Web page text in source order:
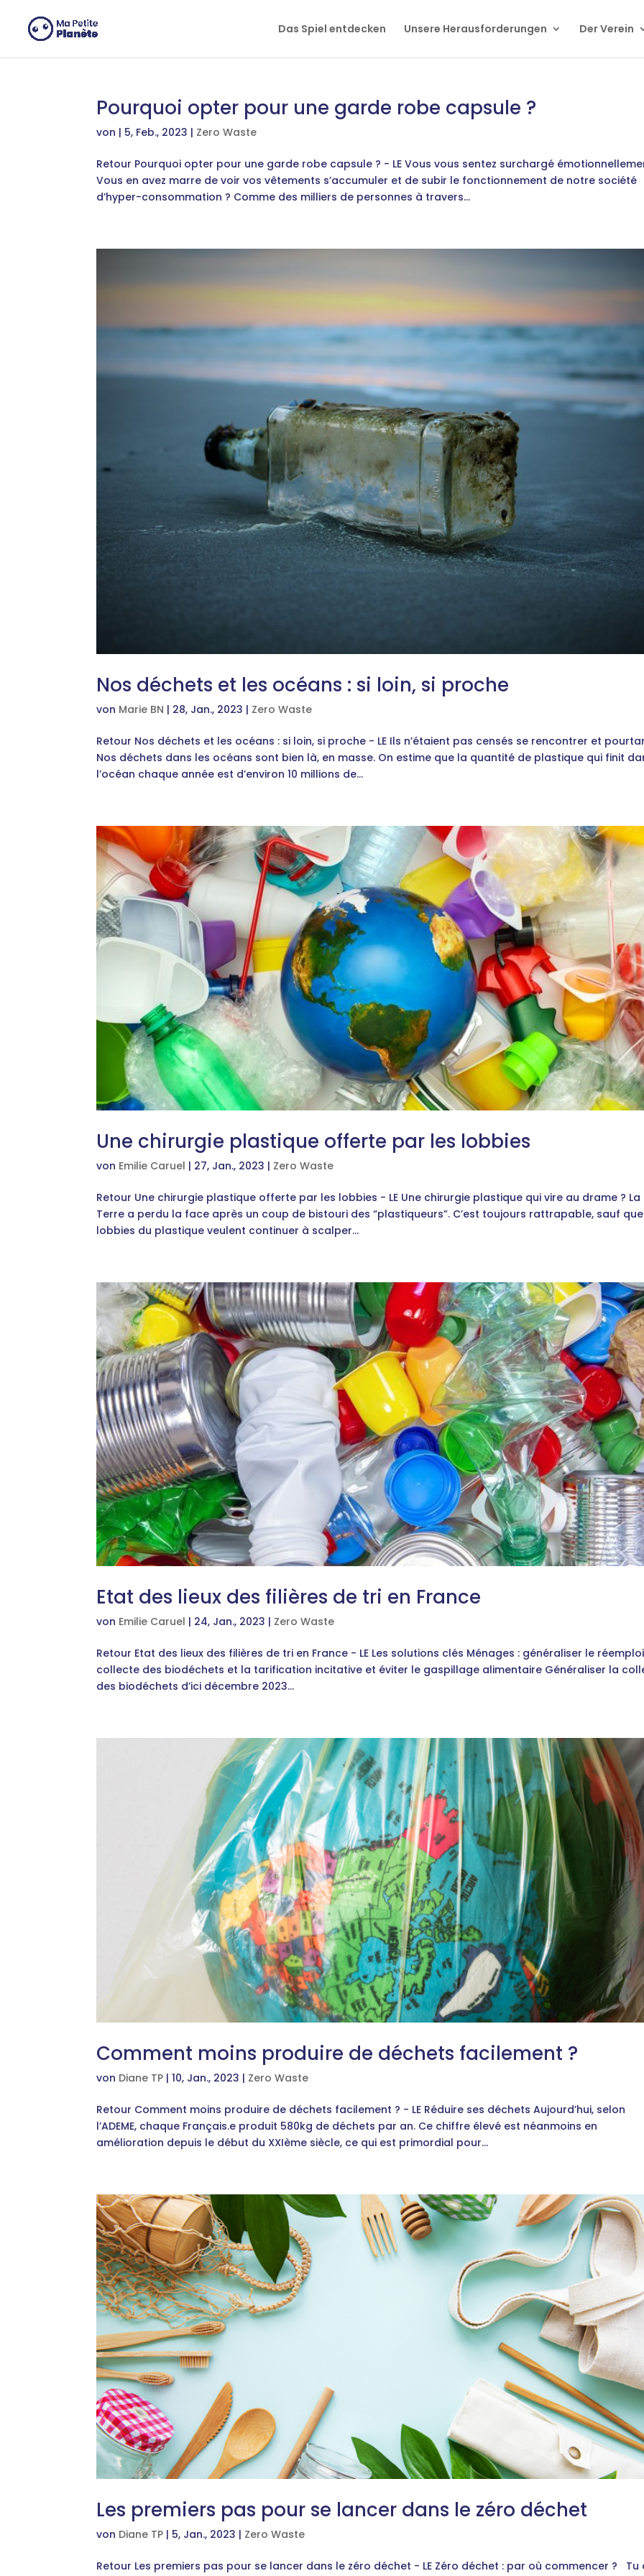
Das Spiel entdecken Unsere Herausforderungen Der Verein
Pourquoi opter pour une garde robe capsule ?
von | 5, Feb., 2023 | Zero Waste
Retour Pourquoi opter pour une garde robe capsule ? - LE Vous vous sentez surchargé
Vous en avez marre de voir vos vêtements s’accumuler et de subir le fonctionnement de notre société
d’hyper-consommation ? Comme des milliers de personnes à travers...
Nos déchets et les océans : si loin, si proche
von Marie BN | 28, Jan., 2023 | Zero Waste
Retour Nos déchets et les océans : si loin, si proche - LE Ils n’étaient pas censés se rencontrer et
Nos déchets dans les océans sont bien là, en masse. On estime que la quantité de plastique qui finit
l’océan chaque année est d’environ 10 millions de...
Une chirurgie plastique offerte par les lobbies
von Emilie Caruel | 27, Jan., 2023 | Zero Waste
Retour Une chirurgie plastique offerte par les lobbies - LE Une chirurgie plastique qui vire au drame ? La
Terre a perdu la face après un coup de bistouri des “plastiqueurs”. C’est toujours rattrapable, sauf
lobbies du plastique veulent continuer à scalper...
Etat des lieux des filières de tri en France
von Emilie Caruel | 24, Jan., 2023 | Zero Waste
Retour Etat des lieux des filières de tri en France - LE Les solutions clés Ménages : généraliser le
collecte des biodéchets et la tarification incitative et éviter le gaspillage alimentaire Généraliser la
des biodéchets d’ici décembre 2023...
Comment moins produire de déchets facilement ?
von Diane TP |10, Jan., 2023 | Zero Waste
Retour Comment moins produire de déchets facilement ? - LE Réduire ses déchets Aujourd’hui, selon
l’ADEME, chaque Français.e produit 580kg de déchets par an. Ce chiffre élevé est néanmoins en
amélioration depuis le début du XXIème siècle, ce qui est primordial pour...
Les premiers pas pour se lancer dans le zéro déchet
von Diane TP | 5, Jan., 2023 | Zero Waste
Retour Les premiers pas pour se lancer dans le zéro déchet - LE Zéro déchet : par où commencer ? Tu